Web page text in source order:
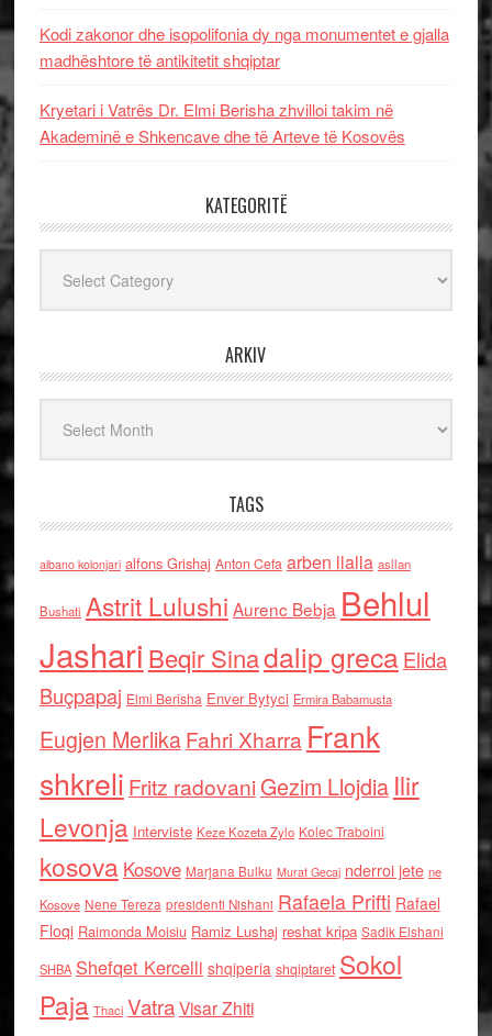
Kodi zakonor dhe isopolifonia dy nga monumentet e gjalla
madhështore të antikitetit shqiptar
Kryetari i Vatrës Dr. Elmi Berisha zhvilloi takim në
Akademinë e Shkencave dhe të Arteve të Kosovës
KATEGORITË
ARKIV
TAGS
albano kolonjari alfons Grishaj Anton Cefa arben llalla asllan
Bushati Astrit Lulushi Aurenc Bebja Behlul
Jashari Beqir Sinadalip grecaElida
Buçpapaj Elmi Berisha Enver Bytyci Ermira Babamusta
Eugjen MerlikaFahri Xharra Frank
shkreli Fritz radovaniGezim Llojdia Ilir
Levonja Interviste Keze Kozeta Zylo Kolec Traboini
kosova Kosove Marjana Bulku Murat Gecaj nderroi jete ne
Kosove Nene Tereza presidenti Nishani Rafaela Prifti Rafael
Floqi Raimonda Moisiu Ramiz Lushaj reshat kripa Sadik Elshani
SHBA Shefqet Kercelli shqiperia shqiptaret Sokol
Paja Thaci VatraVisar Zhiti